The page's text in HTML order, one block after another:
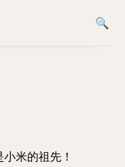
米的祖先！